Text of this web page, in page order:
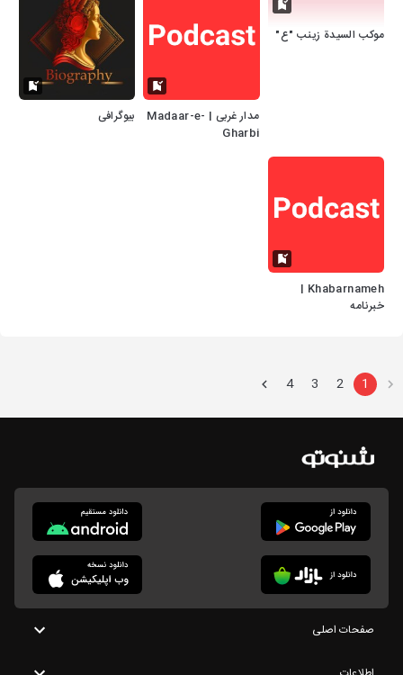
موكب السيدة زينب "ع"
مدار غربی | Madaar-e-
Gharbi
بیوگرافی
Khabarnameh |
خبرنامه
1
2
3
4
صفحات اصلی